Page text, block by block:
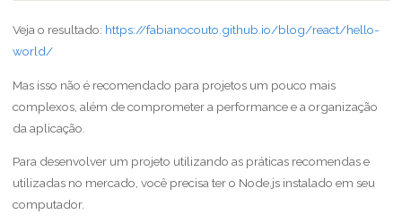
Veja o resultado: https://fabianocouto.github.io/blog/react/hello-
world/
Mas isso não é recomendado para projetos um pouco mais
complexos, além de comprometer a performance e a organização
da aplicação.
Para desenvolver um projeto utilizando as práticas recomendas e
utilizadas no mercado, você precisa ter o Node.js instalado em seu
computador.